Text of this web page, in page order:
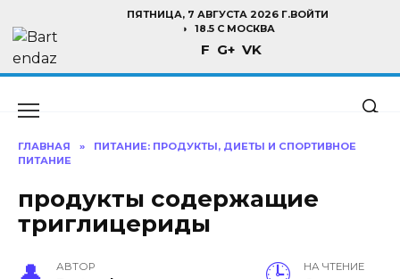
содержанию
ПЯТНИЦА, 7 АВГУСТА 2026 Г.ВОЙТИ
18.5 C МОСКВА
F G+ VK
ГЛАВНАЯ »
ПИТАНИЕ: ПРОДУКТЫ, ДИЕТЫ И СПОРТИВНОЕ
ПИТАНИЕ
продукты содержащие
триглицериды
АВТОР НА ЧТЕНИЕ